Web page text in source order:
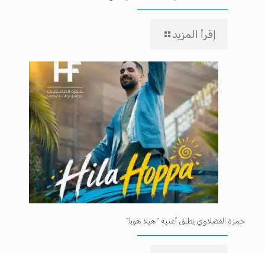
إقرأ المزيد
حمزة الفضلاوي يطلق أغنية “هيلا هوبا”